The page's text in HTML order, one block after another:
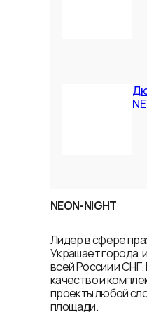
NEON-NIGHT
Лидер в сфере
Украшает города,
всей России и
качество и
проекты любой
площади.